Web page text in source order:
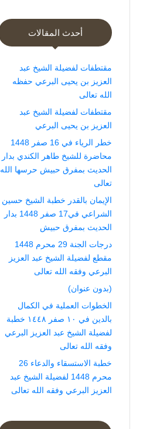
أحدث المقالات
مقتطفات لفضيلة الشيخ عبد
العزيز بن يحيى البرعي حفظه
الله تعالى
مقتطفات لفضيلة الشيخ عبد
العزيز بن يحيى البرعي
خطر الرياء في 16 صفر 1448
محاضرة للشيخ طاهر الكندي بدار
الحديث بمفرق حبيش حرسها الله
تعالى
الإيمان بالقدر خطبة الشيخ حسين
الشراعي في17 صفر 1448 بدار
الحديث بمفرق حبيش
درجات الجنة 29 محرم 1448
مقطع لفضيلة الشيخ عبد العزيز
البرعي وفقه الله تعالى
(بدون عنوان)
الخطوات العملية في الكمال
بالدين في ١٠ صفر ١٤٤٨ خطبة
لفضيلة الشيخ عبد العزيز البرعي
وفقه الله تعالى
خطبة الاستسقاء والدعاء 26
محرم 1448 لفضيلة الشيخ عبد
العزيز البرعي وفقه الله تعالى